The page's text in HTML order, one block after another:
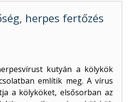
herpes fertőzés
kutyán a kölykök
említik meg. A vírus
a kölyköket, elsősorban az